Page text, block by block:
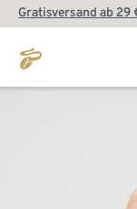
Gratisversand ab 29